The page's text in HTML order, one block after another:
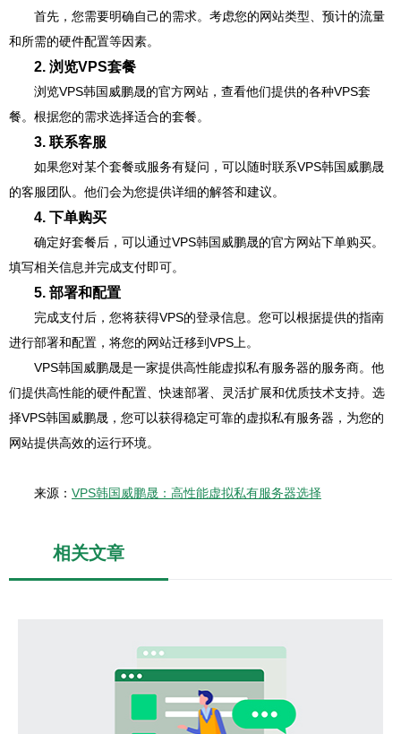
首先，您需要明确自己的需求。考虑您的网站类型、预计的流量
和所需的硬件配置等因素。
2. 浏览VPS套餐
浏览VPS韩国威鹏晟的官方网站，查看他们提供的各种VPS套
餐。根据您的需求选择适合的套餐。
3. 联系客服
如果您对某个套餐或服务有疑问，可以随时联系VPS韩国威鹏晟
的客服团队。他们会为您提供详细的解答和建议。
4. 下单购买
确定好套餐后，可以通过VPS韩国威鹏晟的官方网站下单购买。
填写相关信息并完成支付即可。
5. 部署和配置
完成支付后，您将获得VPS的登录信息。您可以根据提供的指南
进行部署和配置，将您的网站迁移到VPS上。
VPS韩国威鹏晟是一家提供高性能虚拟私有服务器的服务商。他
们提供高性能的硬件配置、快速部署、灵活扩展和优质技术支持。选
择VPS韩国威鹏晟，您可以获得稳定可靠的虚拟私有服务器，为您的
网站提供高效的运行环境。
来源： VPS韩国威鹏晟：高性能虚拟私有服务器选择
相关文章